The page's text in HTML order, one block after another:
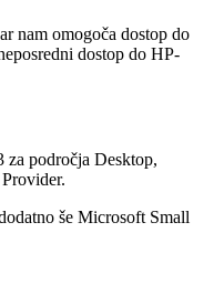
nam omogoča dostop do
dostop do HP-
področja Desktop,
še Microsoft Small